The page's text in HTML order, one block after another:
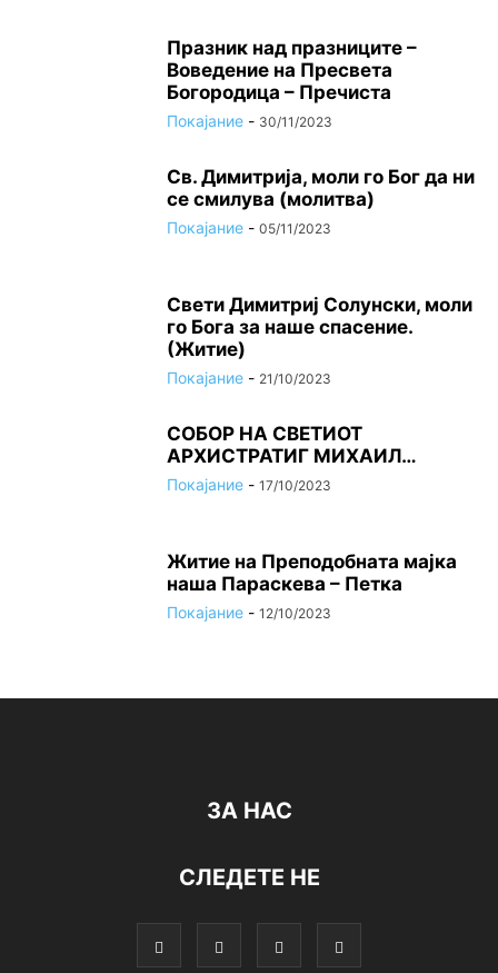
Празник над празниците –
Вoвeдeниe на Прeсвeта
Бoгoрoдица – Пречиста
Покајание - 30/11/2023
Св. Димитрија, моли го Бог да ни
се смилува (молитва)
Покајание - 05/11/2023
Свети Димитриј Солунски, моли
го Бога за наше спасение.
(Житие)
Покајание - 21/10/2023
СОБОР НА СВЕТИОТ
АРХИСТРАТИГ МИХАИЛ…
Покајание - 17/10/2023
Житие на Преподобната мајка
наша Параскева – Петка
Покајание - 12/10/2023
ЗА НАС
СЛЕДЕТЕ НЕ